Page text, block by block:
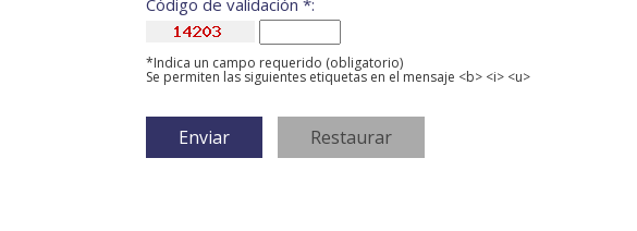
Código de validación *:
*Indica un campo requerido (obligatorio)
Se permiten las siguientes etiquetas en el mensaje <b> <i> <u>